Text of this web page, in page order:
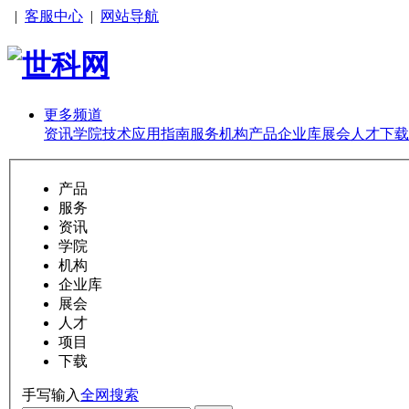
| 客服中心 | 网站导航
更多频道
资讯学院技术应用指南服务机构产品企业库展会 人才下载
产品
服务
资讯
学院
机构
企业库
展会
人才
项目
下载
手写输入全网搜索